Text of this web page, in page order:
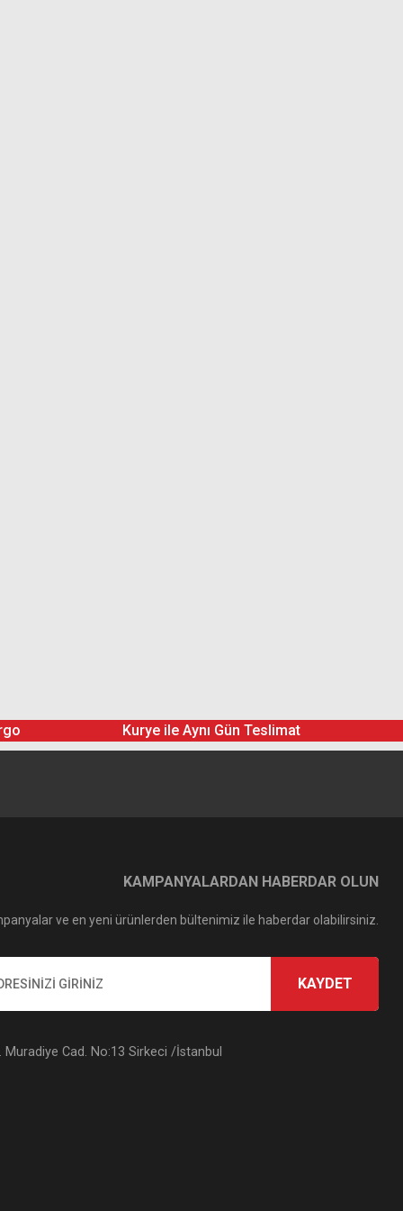
Kurye ile Aynı Gün Teslimat
KAMPANYALARDAN HABERDAR OLUN
ve en yeni ürünlerden bültenimiz ile haberdar olabilirsiniz.
KAYDET
Muradiye Cad. No:13 Sirkeci /İstanbul